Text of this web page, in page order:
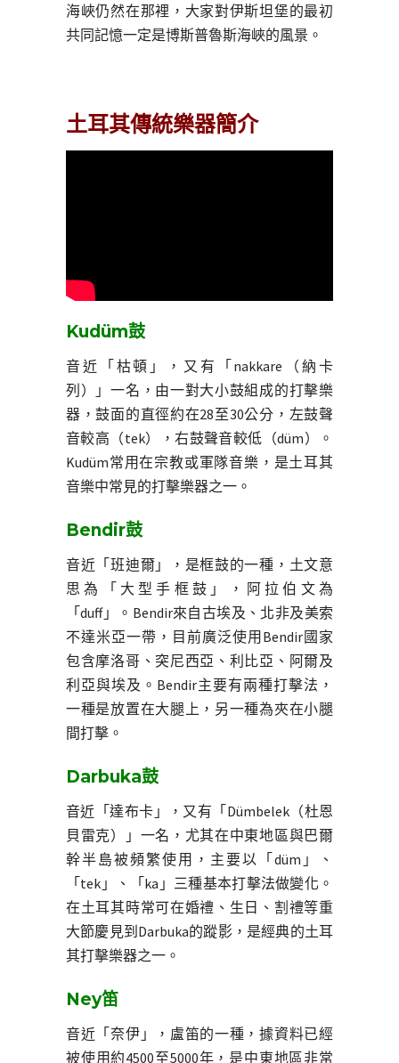
海峽仍然在那裡，大家對伊斯坦堡的最初
共同記憶一定是博斯普魯斯海峽的風景。
土耳其傳統樂器簡介
Kudüm鼓
音近「枯頓」，又有「nakkare（納卡
列）」一名，由一對大小鼓組成的打擊樂
器，鼓面的直徑約在28至30公分，左鼓聲
音較高（tek），右鼓聲音較低（düm）。
Kudüm常用在宗教或軍隊音樂，是土耳其
音樂中常見的打擊樂器之一。
Bendir鼓
音近「班迪爾」，是框鼓的一種，土文意
思為「大型手框鼓」，阿拉伯文為
「duff」。Bendir來自古埃及、北非及美索
不達米亞一帶，目前廣泛使用Bendir國家
包含摩洛哥、突尼西亞、利比亞、阿爾及
利亞與埃及。Bendir主要有兩種打擊法，
一種是放置在大腿上，另一種為夾在小腿
間打擊。
Darbuka鼓
音近「達布卡」，又有「Dümbelek（杜恩
貝雷克）」一名，尤其在中東地區與巴爾
幹半島被頻繁使用，主要以「düm」、
「tek」、「ka」三種基本打擊法做變化。
在土耳其時常可在婚禮、生日、割禮等重
大節慶見到Darbuka的蹤影，是經典的土耳
其打擊樂器之一。
Ney笛
音近「奈伊」，盧笛的一種，據資料已經
被使用約4500至5000年，是中東地區非常